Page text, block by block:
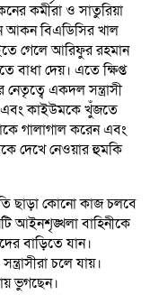
কর্মীরা ও সাতুরিয়া
আকন বিএডিসির খাল
গেলে আরিফুর রহমান
দেয়। এতে ক্ষিপ্ত
একদল সন্ত্রাসী
এবং কাইউমকে খুঁজতে
গালাগাল করেন এবং
দেখে নেওয়ার হুমকি
ছাড়া কোনো কাজ চলবে
আইনশৃঙ্খলা বাহিনীকে
বাড়িতে যান।
চলে যায়।
ভুগছেন।